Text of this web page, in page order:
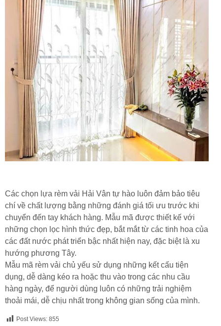
Các chọn lựa rèm vải Hải Vân tự hào luôn đảm bảo tiêu
chí về chất lượng bằng những đánh giá tối ưu trước khi
chuyển đến tay khách hàng. Mẫu mã được thiết kế với
những chọn lọc hình thức đẹp, bắt mắt từ các tinh hoa của
các đất nước phát triển bậc nhất hiện nay, đặc biệt là xu
hướng phương Tây.
Mẫu mã rèm vải chủ yếu sử dụng những kết cấu tiện
dụng, dễ dàng kéo ra hoặc thu vào trong các nhu cầu
hàng ngày, để người dùng luôn có những trải nghiệm
thoải mái, dễ chịu nhất trong không gian sống của mình.
Post Views: 855